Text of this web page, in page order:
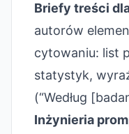
Briefy treści
autorów
cytowaniu: list
statystyk,
(“Według
Inżynieria